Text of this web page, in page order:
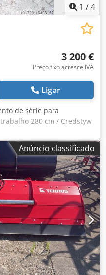
1 /4
3 200 €
Preço fixo acresce IVA
Ligar
de série para
280 cm / Credstyw
Anúncio classificado